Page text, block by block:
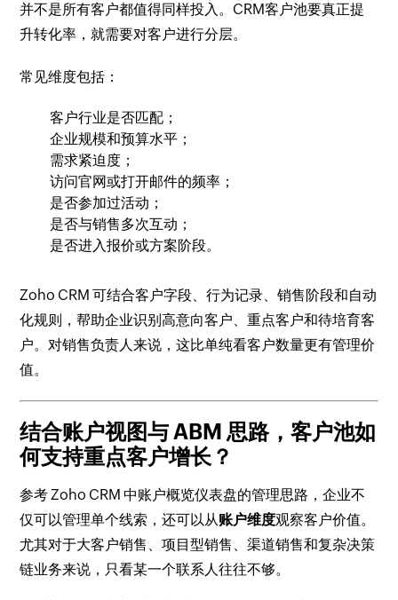
并不是所有客户都值得同样投入。CRM客户池要真正提
升转化率，就需要对客户进行分层。
常见维度包括：
客户行业是否匹配；
企业规模和预算水平；
需求紧迫度；
访问官网或打开邮件的频率；
是否参加过活动；
是否与销售多次互动；
是否进入报价或方案阶段。
Zoho CRM 可结合客户字段、行为记录、销售阶段和自动
化规则，帮助企业识别高意向客户、重点客户和待培育客
户。对销售负责人来说，这比单纯看客户数量更有管理价
值。
结合账户视图与 ABM 思路，客户池如
何支持重点客户增长？
参考 Zoho CRM 中账户概览仪表盘的管理思路，企业不
仅可以管理单个线索，还可以从账户维度观察客户价值。
尤其对于大客户销售、项目型销售、渠道销售和复杂决策
链业务来说，只看某一个联系人往往不够。